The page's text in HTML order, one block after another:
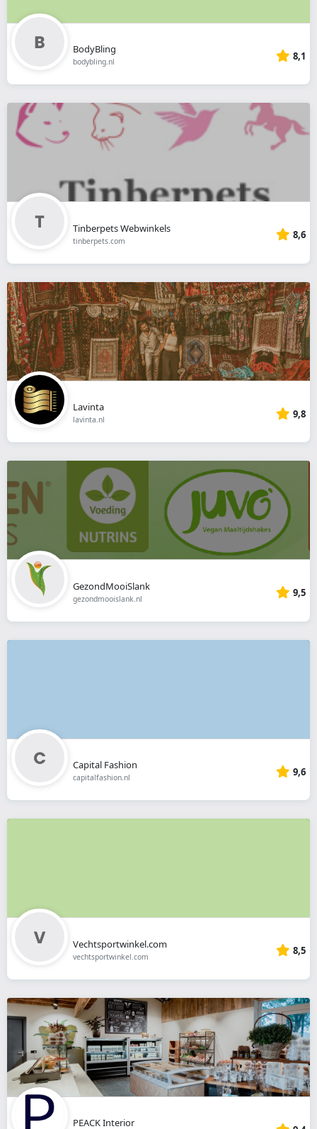
BodyBling
bodybling.nl 8,1
Tinberpets Webwinkels
tinberpets.com 8,6
Lavinta
lavinta.nl 9,8
GezondMooiSlank
gezondmooislank.nl 9,5
Capital Fashion
capitalfashion.nl 9,6
Vechtsportwinkel.com
vechtsportwinkel.com 8,5
PEACK Interior